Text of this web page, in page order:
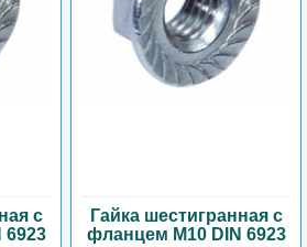
с
Гайка шестигранная с
фланцем М10 DIN 6923